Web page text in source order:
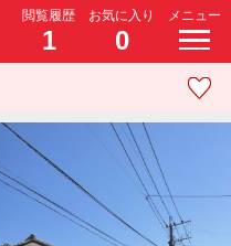
閲覧履歴
1
お気に入り
0
メニュー